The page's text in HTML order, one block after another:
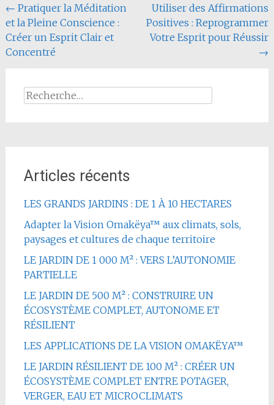
Navigation
de
l'article
← Pratiquer la Méditation
et la Pleine Conscience :
Créer un Esprit Clair et
Concentré
Utiliser des Affirmations
Positives : Reprogrammer
Votre Esprit pour Réussir
→
Rechercher :
Articles récents
LES GRANDS JARDINS : DE 1 À 10 HECTARES
Adapter la Vision Omakëya™ aux climats, sols,
paysages et cultures de chaque territoire
LE JARDIN DE 1 000 M² : VERS L’AUTONOMIE
PARTIELLE
LE JARDIN DE 500 M² : CONSTRUIRE UN
ÉCOSYSTÈME COMPLET, AUTONOME ET
RÉSILIENT
LES APPLICATIONS DE LA VISION OMAKËYA™
LE JARDIN RÉSILIENT DE 100 M² : CRÉER UN
ÉCOSYSTÈME COMPLET ENTRE POTAGER,
VERGER, EAU ET MICROCLIMATS